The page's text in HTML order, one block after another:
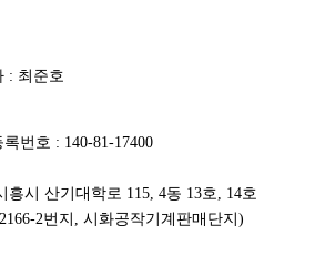
: 최준호
번호 : 140-81-17400
흥시 산기대학로 115, 4동 13호, 14호
2번지, 시화공작기계판매단지)